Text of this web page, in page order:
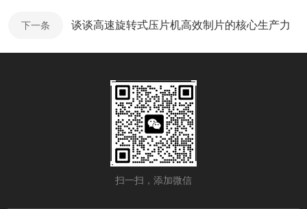
下一条 谈谈高速旋转式压片机高效制片的核心生产力
扫一扫，添加微信